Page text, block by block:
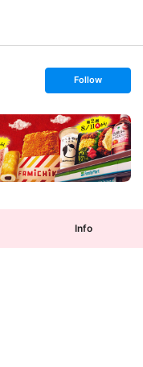
s
t
o
l
l
o
w
Follow
Info